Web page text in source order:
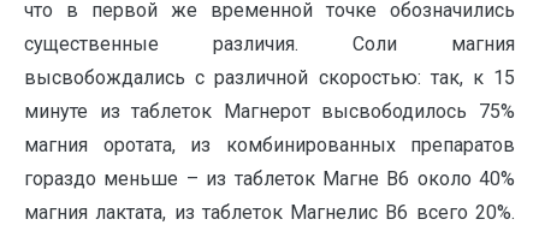
что в первой же временной точке обозначились
существенные различия. Соли магния
высвобождались с различной скоростью: так, к 15
минуте из таблеток Магнерот высвободилось 75%
магния оротата, из комбинированных препаратов
гораздо меньше – из таблеток Магне В6 около 40%
магния лактата, из таблеток Магнелис В6 всего 20%.